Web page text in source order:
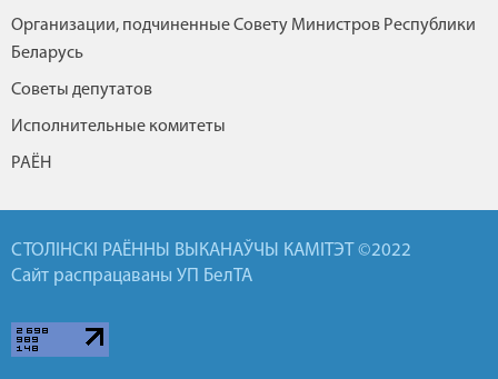
Организации, подчиненные Совету Министров Республики
Беларусь
Советы депутатов
Исполнительные комитеты
РАЁН
СТОЛІНСКІ РАЁННЫ ВЫКАНАЎЧЫ КАМІТЭТ ©2022
Сайт распрацаваны УП БелТА